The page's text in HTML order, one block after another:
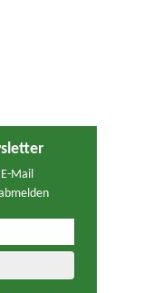
Mail